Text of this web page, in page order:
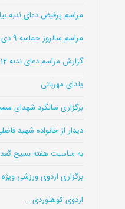
مراسم پرفیض دعای ندبه
مراسم سالروز حماسه 9 دی
گزارش مراسم دعای ندبه 12 اذر
یلدای مهربانی
برگزاری سالگرد شهدای مسجد 14
دیدار از خانواده شهید
به مناسبت هفته بسیج
برگزاری اردوی ورزشی
اردوی کوهنوردی …